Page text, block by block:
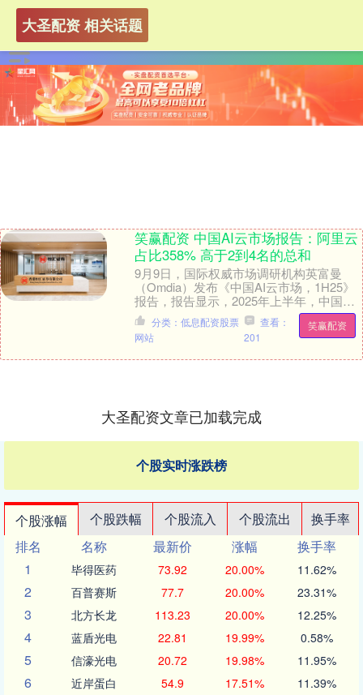
大圣配资 相关话题
笑赢配资 中国AI云市场报告：阿里云
占比358% 高于2到4名的总和
9月9日，国际权威市场调研机构英富曼
（Omdia）发布《中国AI云市场，1H25》
报告，报告显示，2025年上半年，中国AI
云市场规模达223亿元，阿里云占比3....
笑赢配资
分类：低息配资股票
网站
查看：
201
大圣配资文章已加载完成
个股实时涨跌榜
个股涨幅 个股跌幅 个股流入 个股流出
换手率
排名
名称 最新价 涨幅
换手率
1
毕得医药 73.92 20.00% 11.62%
2 百普赛斯 77.7 20.00% 23.31%
3 北方长龙 113.23 20.00% 12.25%
4 蓝盾光电 22.81 19.99% 0.58%
5 信濠光电 20.72 19.98% 11.95%
6 近岸蛋白 54.9 17.51% 11.39%